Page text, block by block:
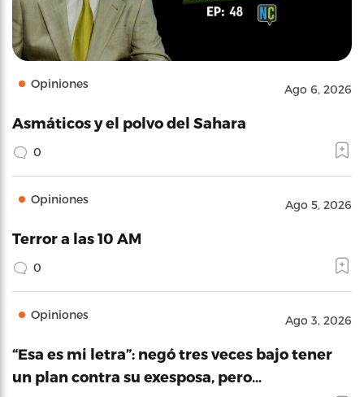
Opiniones Ago 6, 2026
Asmáticos y el polvo del Sahara
0
Opiniones Ago 5, 2026
Terror a las 10 AM
0
Opiniones Ago 3, 2026
“Esa es mi letra”: negó tres veces bajo tener
un plan contra su exesposa, pero…